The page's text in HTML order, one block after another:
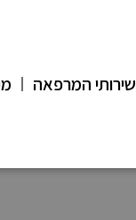
שירותי המרפאה